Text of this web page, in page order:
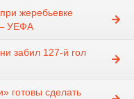
жеребьевке
— УЕФА
забил 127-й гол
готовы сделать